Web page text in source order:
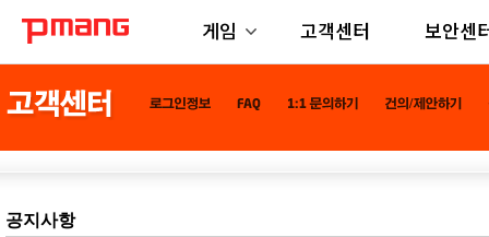
게임 고객센터 보안센
공지사항